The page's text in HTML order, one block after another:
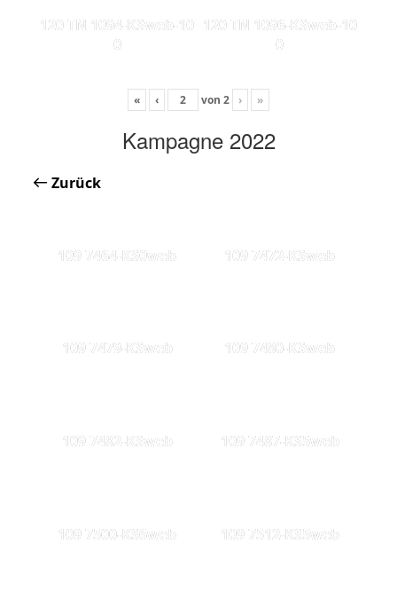
120 TN 1094-KSweb-10
0
120 TN 1096-KSweb-10
0
« ‹ von 2 › »
Kampagne 2022
Zurück
109 7464-KS0web 109 7472-KSweb
109 7479-KSweb 109 7480-KSweb
109 7482-KSweb 109 7487-KS5web
109 7500-KS6web 109 7512-KS5web